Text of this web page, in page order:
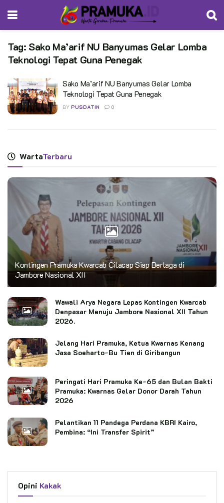
Tag: Sako Ma’arif NU Banyumas Gelar Lomba
Teknologi Tepat Guna Penegak
Sako Ma’arif NU Banyumas Gelar Lomba
Teknologi Tepat Guna Penegak
BY PUSDATIN 0
WartaTerbaru
Kontingen Pramuka Kwarcab Cilacap Siap Berlaga di
Jambore Nasional XII
Wawali Arya Negara Lepas Kontingen Kwarcab
Denpasar Menuju Jambore Nasional XII Tahun
2026.
Jelang Hari Pramuka, Ketua Kwarnas Kenang
Jasa Soeharto-Bu Tien di Giribangun
Peringati Hari Pramuka Ke-65 dan Bulan Bakti
Pramuka: Kwarnas Gelar Donor Darah Tahun
2026
Pelantikan 11 Pandega Perdana KBRI Kairo,
Pembina: “Ini Transfer Spirit”
Opini Kakak